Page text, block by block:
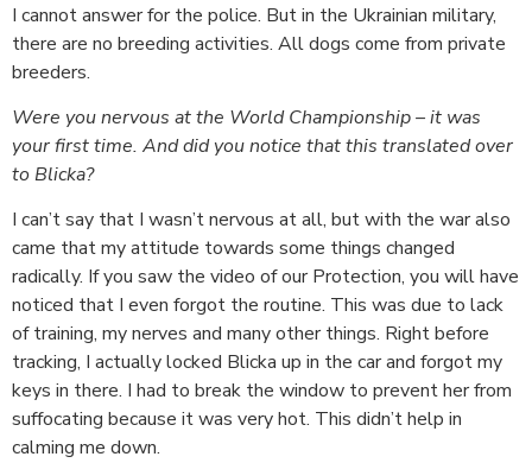
I cannot answer for the police. But in the Ukrainian military,
there are no breeding activities. All dogs come from private
breeders.
Were you nervous at the World Championship – it was
your first time. And did you notice that this translated over
to Blicka?
I can’t say that I wasn’t nervous at all, but with the war also
came that my attitude towards some things changed
radically. If you saw the video of our Protection, you will have
noticed that I even forgot the routine. This was due to lack
of training, my nerves and many other things. Right before
tracking, I actually locked Blicka up in the car and forgot my
keys in there. I had to break the window to prevent her from
suffocating because it was very hot. This didn’t help in
calming me down.